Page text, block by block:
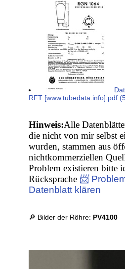
RFT [www.tubedata.info].pdf
Hinweis:Alle
die nicht von mir selbst
wurden, stammen aus
nichtkommerziellen
Problem existieren bitte
Rücksprache 📨
Datenblatt klären
🔎 Bilder der Röhre: PV4100